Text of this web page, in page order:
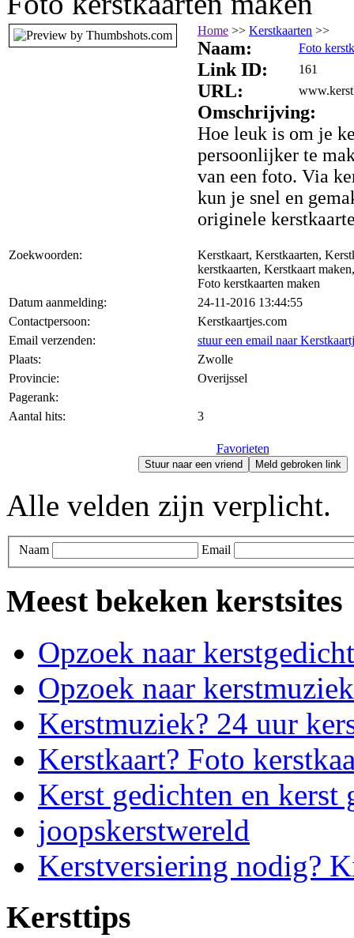
Home >> Kerstkaarten >>
Naam: Foto
Link ID: 161
URL:
Omschrijving:
Hoe leuk is om je
persoonlijker te
van een foto. Via
kun je snel en
originele
Zoekwoorden:
Kerstkaart, Kerstkaarten,
kerstkaarten, Kerstkaart
Foto kerstkaarten maken
Datum aanmelding:
24-11-2016 13:44:55
Contactpersoon:
Kerstkaartjes.com
Email verzenden:
stuur een email naar
Plaats:
Zwolle
Provincie:
Overijssel
Pagerank:
Aantal hits:
3
Favorieten
Stuur naar een vriend Meld gebroken link
Alle velden zijn verplicht.
Naam Email
Meest bekeken kerstsites
Opzoek naar
Opzoek naar
Kerstmuziek? 24 uur
Kerstkaart? Foto
Kerst gedichten en kerst
joopskerstwereld
Kerstversiering nodig?
Kersttips